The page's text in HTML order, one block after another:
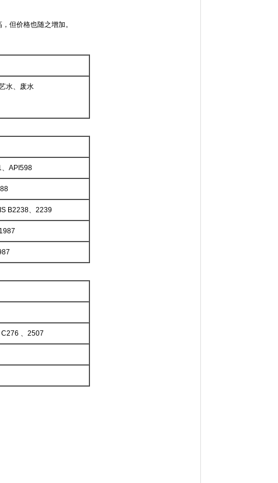
但价格也随之增加。
水、废水
、API598
B2238、2239
、2507